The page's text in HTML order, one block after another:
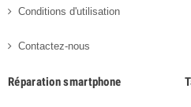
Conditions d'utilisation
Contactez-nous
Réparation smartphone